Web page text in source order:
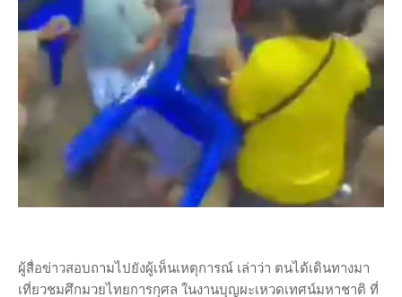
ผู้สื่อข่าวสอบถามไปยังผู้เห็นเหตุการณ์ เล่าว่า ตนได้เดินทางมา
เที่ยวชมศึกมวยไทยการกุศล ในงานบุญผะเหวดเทศน์มหาชาติ ที่